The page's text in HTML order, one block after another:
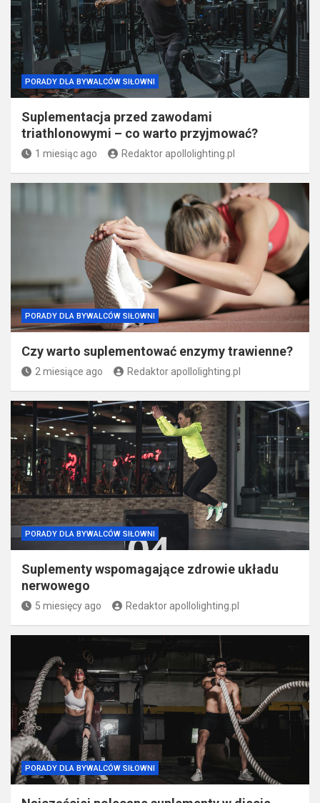
PORADY DLA BYWALCÓW SIŁOWNI
Suplementacja przed zawodami
triathlonowymi – co warto przyjmować?
1 miesiąc ago Redaktor apollolighting.pl
PORADY DLA BYWALCÓW SIŁOWNI
Czy warto suplementować enzymy trawienne?
2 miesiące ago Redaktor apollolighting.pl
PORADY DLA BYWALCÓW SIŁOWNI
Suplementy wspomagające zdrowie układu
nerwowego
5 miesięcy ago Redaktor apollolighting.pl
PORADY DLA BYWALCÓW SIŁOWNI